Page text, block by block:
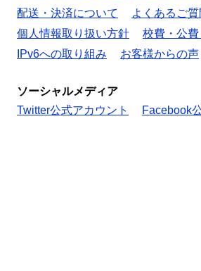
配送・決済について
よくあるご質
個人情報取り扱い方針
校費・公
IPv6への取り組み
お客様からの声
ソーシャルメディア
Twitter公式アカウント
Facebook